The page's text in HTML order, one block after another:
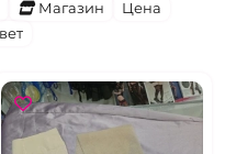
Магазин
Цена